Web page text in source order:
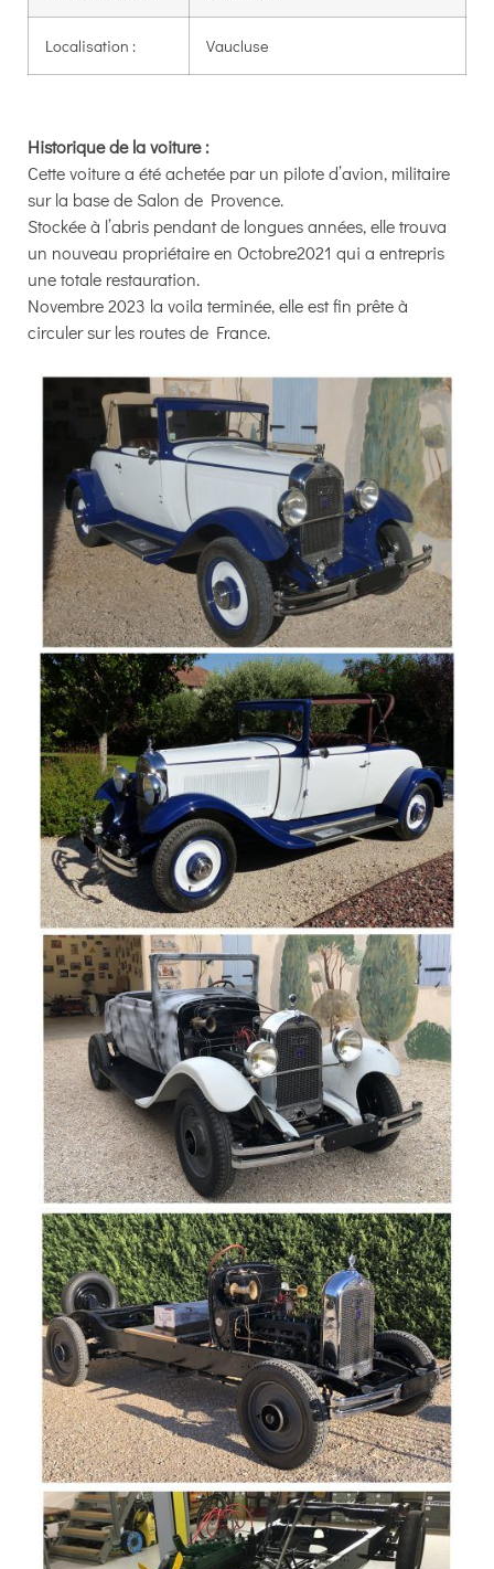
Localisation : Vaucluse
Historique de la voiture :
Cette voiture a été achetée par un pilote d’avion, militaire
sur la base de Salon de Provence.
Stockée à l’abris pendant de longues années, elle trouva
un nouveau propriétaire en Octobre2021 qui a entrepris
une totale restauration.
Novembre 2023 la voila terminée, elle est fin prête à
circuler sur les routes de France.